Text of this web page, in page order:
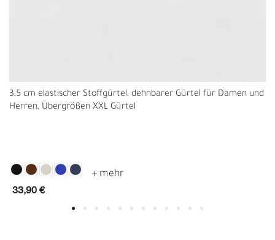
3,5 cm elastischer Stoffgürtel, dehnbarer Gürtel für Damen und
Herren, Übergrößen XXL Gürtel
33,90 €